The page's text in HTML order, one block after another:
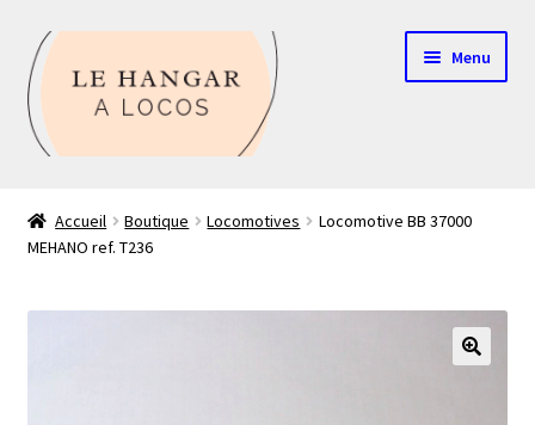
Aller
à
la
navigation
Aller
au
contenu
Menu
Boutique
Mon compte
Accueil Boutique Locomotives
Locomotive BB 37000
MEHANO ref. T236